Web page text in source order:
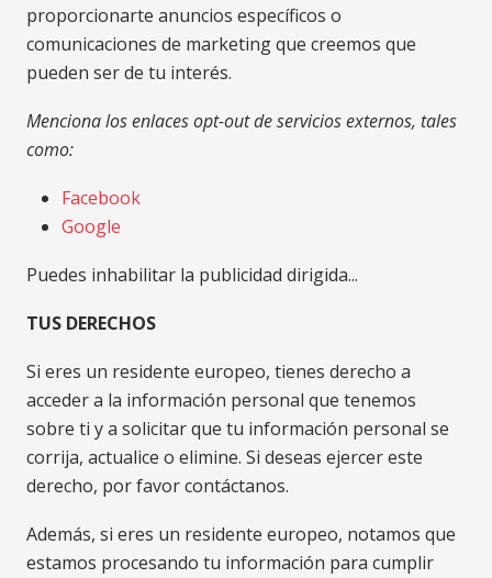
proporcionarte anuncios específicos o
comunicaciones de marketing que creemos que
pueden ser de tu interés.
Menciona los enlaces opt-out de servicios externos, tales
como:
Facebook
Google
Puedes inhabilitar la publicidad dirigida...
TUS DERECHOS
Si eres un residente europeo, tienes derecho a
acceder a la información personal que tenemos
sobre ti y a solicitar que tu información personal se
corrija, actualice o elimine. Si deseas ejercer este
derecho, por favor contáctanos.
Además, si eres un residente europeo, notamos que
estamos procesando tu información para cumplir